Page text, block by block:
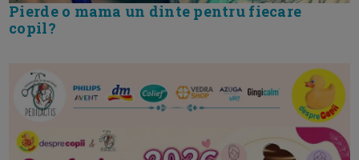
Pierde o mama un dinte pentru fiecare
copil?